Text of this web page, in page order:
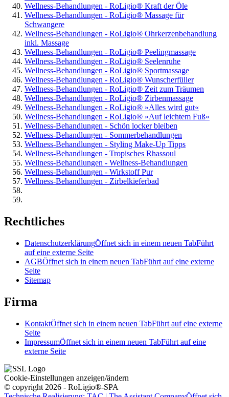
Wellness-Behandlungen - RoLigio® Kraft der Öle
Wellness-Behandlungen - RoLigio® Massage für
Schwangere
Wellness-Behandlungen - RoLigio® Ohrkerzenbehandlung
inkl. Massage
Wellness-Behandlungen - RoLigio® Peelingmassage
Wellness-Behandlungen - RoLigio® Seelenruhe
Wellness-Behandlungen - RoLigio® Sportmassage
Wellness-Behandlungen - RoLigio® Wunscherfüller
Wellness-Behandlungen - RoLigio® Zeit zum Träumen
Wellness-Behandlungen - RoLigio® Zirbenmassage
Wellness-Behandlungen - RoLigio® »Alles wird gut«
Wellness-Behandlungen - RoLigio® »Auf leichtem Fuß«
Wellness-Behandlungen - Schön locker bleiben
Wellness-Behandlungen - Sommerbehandlungen
Wellness-Behandlungen - Styling Make-Up Tipps
Wellness-Behandlungen - Tropisches Rhassoul
Wellness-Behandlungen - Wellness-Behandlungen
Wellness-Behandlungen - Wirkstoff Pur
Wellness-Behandlungen - Zirbelkieferbad
Rechtliches
DatenschutzerklärungÖffnet sich in einem neuen TabFührt
auf eine externe Seite
AGBÖffnet sich in einem neuen TabFührt auf eine externe
Seite
Sitemap
Firma
KontaktÖffnet sich in einem neuen TabFührt auf eine externe
Seite
ImpressumÖffnet sich in einem neuen TabFührt auf eine
externe Seite
Cookie-Einstellungen anzeigen/ändern
© copyright 2026 - RoLigio®-SPA